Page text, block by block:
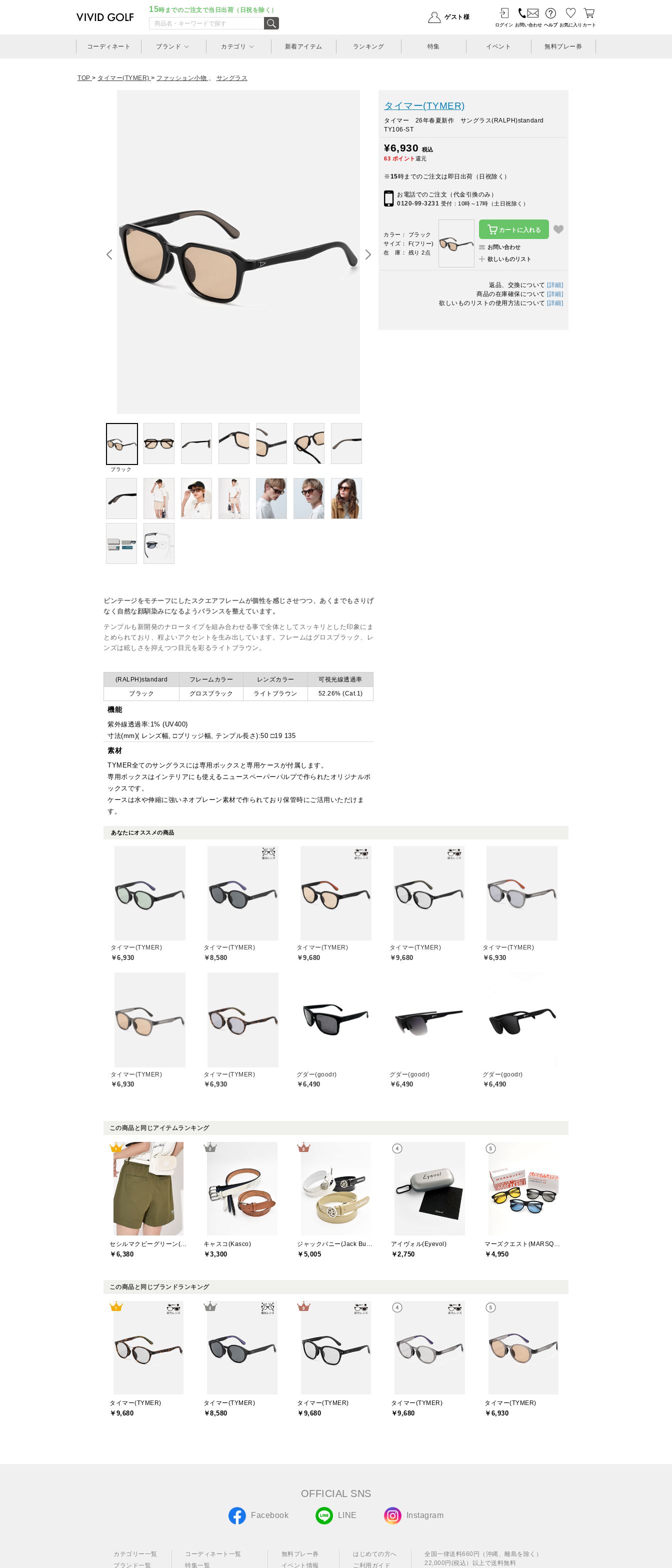
15時までのご注文で当日出荷（日祝を除く）
ゲスト様
ログイン お問い合わせ ヘルプ お気に入り カート
コーディネート ブランド カテゴリ 新着アイテム ランキング 特集 イベント 無料プレー券
TOP > タイマー(TYMER) > ファッション小物 、 サングラス
ブラック
ビンテージをモチーフにしたスクエアフレームが個性を感じさせつつ、あくまでもさりげ
なく自然な顔馴染みになるようバランスを整えています。
テンプルも新開発のナロータイプを組み合わせる事で全体としてスッキリとした印象にま
とめられており、程よいアクセントを生み出しています。フレームはグロスブラック、レ
ンズは眩しさを抑えつつ目元を彩るライトブラウン。
(RALPH)standard フレームカラー レンズカラー
可視光線透過率
ブラック
グロスブラック ライトブラウン 52.26% (Cat.1)
機能
紫外線透過率:1% (UV400)
寸法(mm)( レンズ幅, □ブリッジ幅, テンプル長さ):50 □19 135
素材
TYMER全てのサングラスには専用ボックスと専用ケースが付属します。
専用ボックスはインテリアにも使えるニュースペーパーパルプで作られたオリジナルボ
ックスです。
ケースは水や伸縮に強いネオプレーン素材で作られており保管時にご活用いただけま
す。
タイマー(TYMER)
タイマー 26年春夏新作 サングラス(RALPH)standard
TY106-ST
¥6,930
税込
63 ポイント 還元
※15時までのご注文は即日出荷（日祝除く）
お電話でのご注文（代金引換のみ）
0120-99-3231 受付：10時～17時（土日祝除く）
カラー： ブラック
サイズ： F(フリー)
在 庫： 残り 2点
カートに入れる
お問い合わせ
欲しいものリスト
返品、交換について [詳細]
商品の在庫確保について [詳細]
欲しいものリストの使用方法について [詳細]
あなたにオススメの商品
タイマー(TYMER)
￥6,930
タイマー(TYMER)
￥8,580
タイマー(TYMER)
￥9,680
タイマー(TYMER)
￥9,680
タイマー(TYMER)
￥6,930
タイマー(TYMER)
￥6,930
タイマー(TYMER)
￥6,930
グダー(goodr)
￥6,490
グダー(goodr)
￥6,490
グダー(goodr)
￥6,490
この商品と同じアイテムランキング
￥6,380
キャスコ(Kasco)
￥3,300 ￥5,005
アイヴォル(Eyevol)
￥2,750 ￥4,950
この商品と同じブランドランキング
タイマー(TYMER)
￥9,680
タイマー(TYMER)
￥8,580
タイマー(TYMER)
￥9,680
タイマー(TYMER)
￥9,680
タイマー(TYMER)
￥6,930
OFFICIAL SNS
Facebook LINE Instagram
カテゴリー一覧
ブランド一覧
コーディネート一覧
特集一覧
無料プレー券
イベント情報
はじめての方へ
ご利用ガイド
全国一律送料660円（沖縄、離島を除く）
22,000円(税込）以上で送料無料